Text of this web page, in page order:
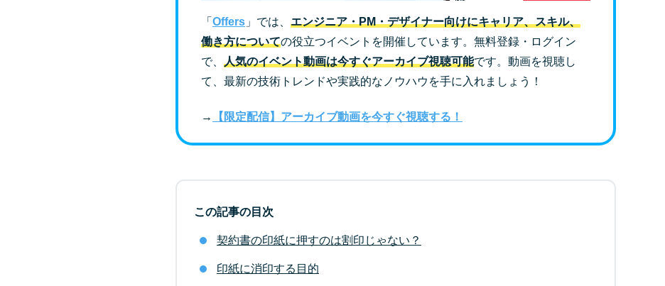
「 Offers 」では、 エンジニア・PM・デザイナー向けにキャリア、スキル、
働き方についての役立つイベントを開催しています。無料登録・ログイン
で、 人気のイベント動画は今すぐアーカイブ視聴可能です。動画を視聴し
て、最新の技術トレンドや実践的なノウハウを手に入れましょう！
→ 【限定配信】アーカイブ動画を今すぐ視聴する！
この記事の目次
契約書の印紙に押すのは割印じゃない？
印紙に消印する目的